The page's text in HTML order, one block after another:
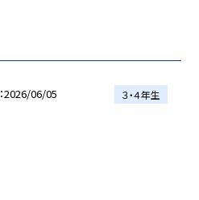
2026/06/05 ３・４年生